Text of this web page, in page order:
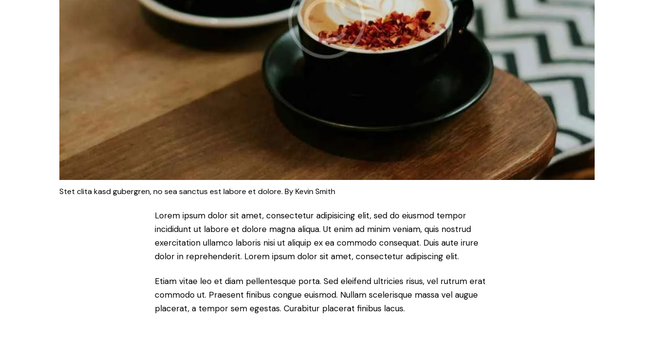
Stet clita kasd gubergren, no sea sanctus est labore et dolore. ByKevin Smith
Lorem ipsum dolor sit amet, consectetur adipisicing elit, sed do eiusmod tempor
incididunt ut labore et dolore magna aliqua. Ut enim ad minim veniam, quis nostrud
exercitation ullamco laboris nisi ut aliquip ex ea commodo consequat. Duis aute irure
dolor in reprehenderit. Lorem ipsum dolor sit amet, consectetur adipiscing elit.
Etiam vitae leo et diam pellentesque porta. Sed eleifend ultricies risus, vel rutrum erat
commodo ut. Praesent finibus congue euismod. Nullam scelerisque massa vel augue
placerat, a tempor sem egestas. Curabitur placerat finibus lacus.